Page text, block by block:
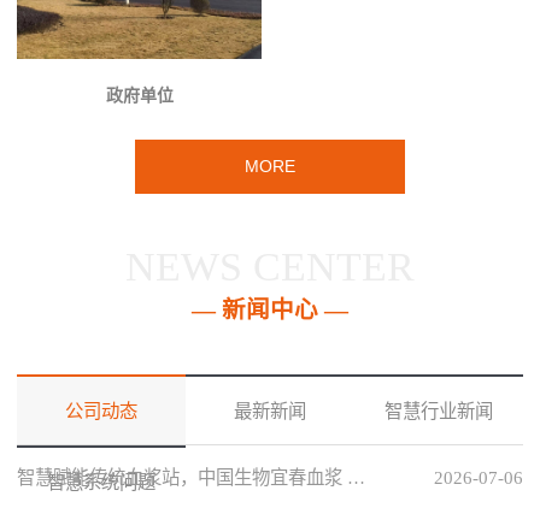
政府单位
MORE
— 新闻中心 —
公司动态 最新新闻 智慧行业新闻
智慧系统问题 2026-07-06
智慧赋能传统血浆站，中国生物宜春血浆 …